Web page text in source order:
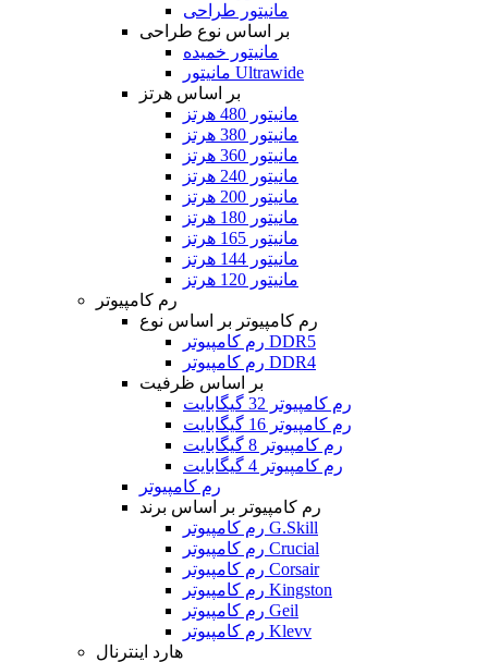
مانیتور طراحی
بر اساس نوع طراحی
مانیتور خمیده
مانیتور Ultrawide
بر اساس هرتز
مانیتور 480 هرتز
مانیتور 380 هرتز
مانیتور 360 هرتز
مانیتور 240 هرتز
مانیتور 200 هرتز
مانیتور 180 هرتز
مانیتور 165 هرتز
مانیتور 144 هرتز
مانیتور 120 هرتز
رم کامپیوتر
رم کامپیوتر بر اساس نوع
رم کامپیوتر DDR5
رم کامپیوتر DDR4
بر اساس ظرفیت
رم کامپیوتر 32 گیگابایت
رم کامپیوتر 16 گیگابایت
رم کامپیوتر 8 گیگابایت
رم کامپیوتر 4 گیگابایت
رم کامپیوتر
رم کامپیوتر بر اساس برند
رم کامپیوتر G.Skill
رم کامپیوتر Crucial
رم کامپیوتر Corsair
رم کامپیوتر Kingston
رم کامپیوتر Geil
رم کامپیوتر Klevv
هارد اینترنال